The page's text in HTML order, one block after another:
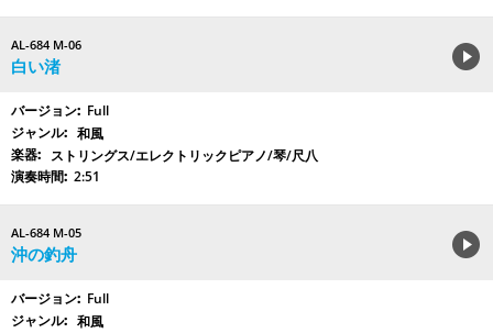
AL-684 M-06
白い渚
Full
和風
ストリングス/エレクトリックピアノ/琴/尺八
2:51
AL-684 M-05
沖の釣舟
Full
和風